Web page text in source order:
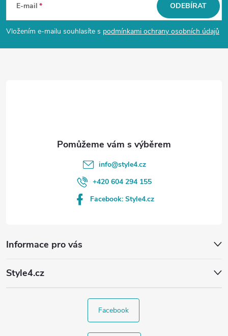
p
a
E-mail
Vložením e-mailu souhlasíte s podmínkami ochrany osobních údajů
ODEBÍRAT
Informace pro vás
Style4.cz
info@style4.cz
+420 604 294 155
Facebook: Style4.cz
Facebook